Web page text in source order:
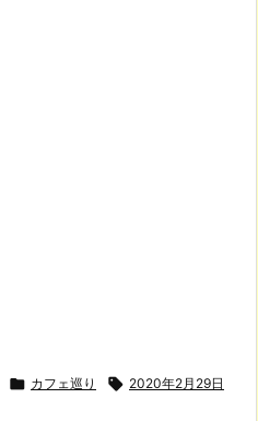
 カフェ巡り  2020年2月29日